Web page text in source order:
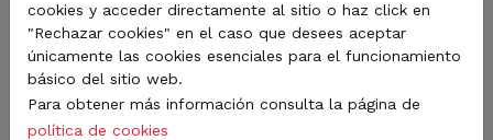
Sigue de cerca todas las novedades de MotorLand
Aragón. Aquí encontrarás noticias sobre eventos,
competiciones, pilotos, novedades del circuito y
mucho más. Filtra por categoría o tipo de contenido y
no te pierdas nada del mundo del motor.
cookies y acceder directamente al sitio o haz click en
"Rechazar cookies" en el caso que desees aceptar
únicamente las cookies esenciales para el funcionamiento
básico del sitio web.
Para obtener más información consulta la página de
política de cookies